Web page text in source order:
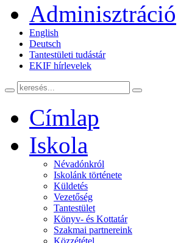
Adminisztráció
English
Deutsch
Tantestületi tudástár
EKIF hírlevelek
Címlap
Iskola
Névadónkról
Iskolánk története
Küldetés
Vezetőség
Tantestület
Könyv- és Kottatár
Szakmai partnereink
Közzététel